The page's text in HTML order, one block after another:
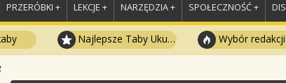
PRZERÓBKI + LEKCJE + NARZĘDZIA + SPOŁECZNOŚĆ +
Najlepsze Taby Ukulele Wybór redakcji